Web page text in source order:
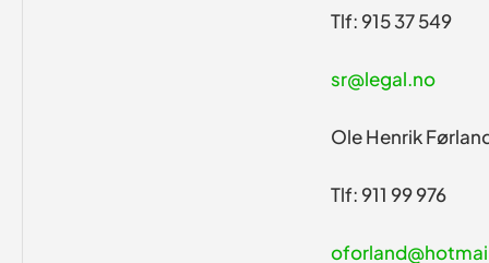
Tlf: 915 37 549
sr@legal.no
Ole Henrik
Tlf: 911 99 976